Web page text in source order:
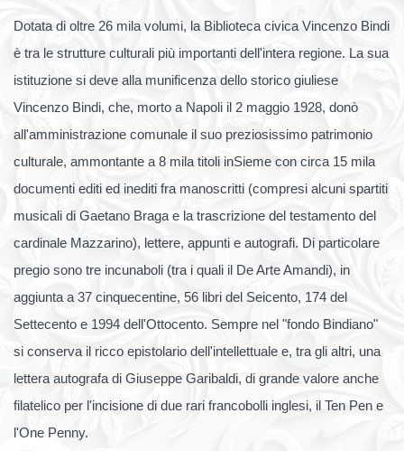
Dotata di oltre 26 mila volumi, la Biblioteca civica Vincenzo Bindi
è tra le strutture culturali più importanti dell'intera regione. La sua
istituzione si deve alla munificenza dello storico giuliese
Vincenzo Bindi, che, morto a Napoli il 2 maggio 1928, donò
all'amministrazione comunale il suo preziosissimo patrimonio
culturale, ammontante a 8 mila titoli inSieme con circa 15 mila
documenti editi ed inediti fra manoscritti (compresi alcuni spartiti
musicali di Gaetano Braga e la trascrizione del testamento del
cardinale Mazzarino), lettere, appunti e autografi. Di particolare
pregio sono tre incunaboli (tra i quali il De Arte Amandi), in
aggiunta a 37 cinquecentine, 56 libri del Seicento, 174 del
Settecento e 1994 dell'Ottocento. Sempre nel "fondo Bindiano"
si conserva il ricco epistolario dell'intellettuale e, tra gli altri, una
lettera autografa di Giuseppe Garibaldi, di grande valore anche
filatelico per l'incisione di due rari francobolli inglesi, il Ten Pen e
l'One Penny.